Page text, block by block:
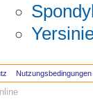
Nutzungsbedingungen